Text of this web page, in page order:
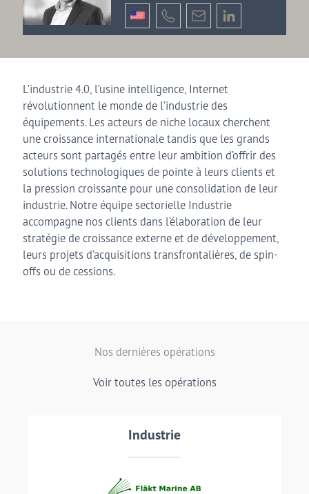
L’industrie 4.0, l’usine intelligence, Internet
révolutionnent le monde de l’industrie des
équipements. Les acteurs de niche locaux cherchent
une croissance internationale tandis que les grands
acteurs sont partagés entre leur ambition d’offrir des
solutions technologiques de pointe à leurs clients et
la pression croissante pour une consolidation de leur
industrie. Notre équipe sectorielle Industrie
accompagne nos clients dans l’élaboration de leur
stratégie de croissance externe et de développement,
leurs projets d’acquisitions transfrontalières, de spin-
offs ou de cessions.
Nos dernières opérations
Voir toutes les opérations
Industrie
Transaction details